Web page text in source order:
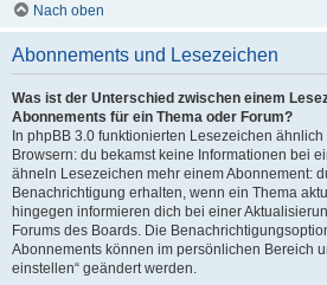
Nach oben
Abonnements und Lesezeichen
Was ist der Unterschied zwischen einem
Abonnements für ein Thema oder Forum?
In phpBB 3.0 funktionierten Lesezeichen
Browsern: du bekamst keine Informationen bei
ähneln Lesezeichen mehr einem Abonnement:
Benachrichtigung erhalten, wenn ein Thema
hingegen informieren dich bei einer
Forums des Boards. Die
Abonnements können im persönlichen Bereich
einstellen“ geändert werden.